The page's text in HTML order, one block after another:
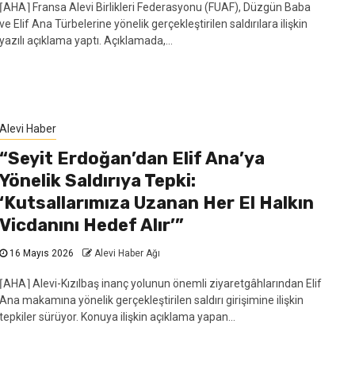
⌈AHA⌉ Fransa Alevi Birlikleri Federasyonu (FUAF), Düzgün Baba
ve Elif Ana Türbelerine yönelik gerçekleştirilen saldırılara ilişkin
yazılı açıklama yaptı. Açıklamada,...
Alevi Haber
“Seyit Erdoğan’dan Elif Ana’ya
Yönelik Saldırıya Tepki:
‘Kutsallarımıza Uzanan Her El Halkın
Vicdanını Hedef Alır’”
16 Mayıs 2026 Alevi Haber Ağı
⌈AHA⌉ Alevi-Kızılbaş inanç yolunun önemli ziyaretgâhlarından Elif
Ana makamına yönelik gerçekleştirilen saldırı girişimine ilişkin
tepkiler sürüyor. Konuya ilişkin açıklama yapan...